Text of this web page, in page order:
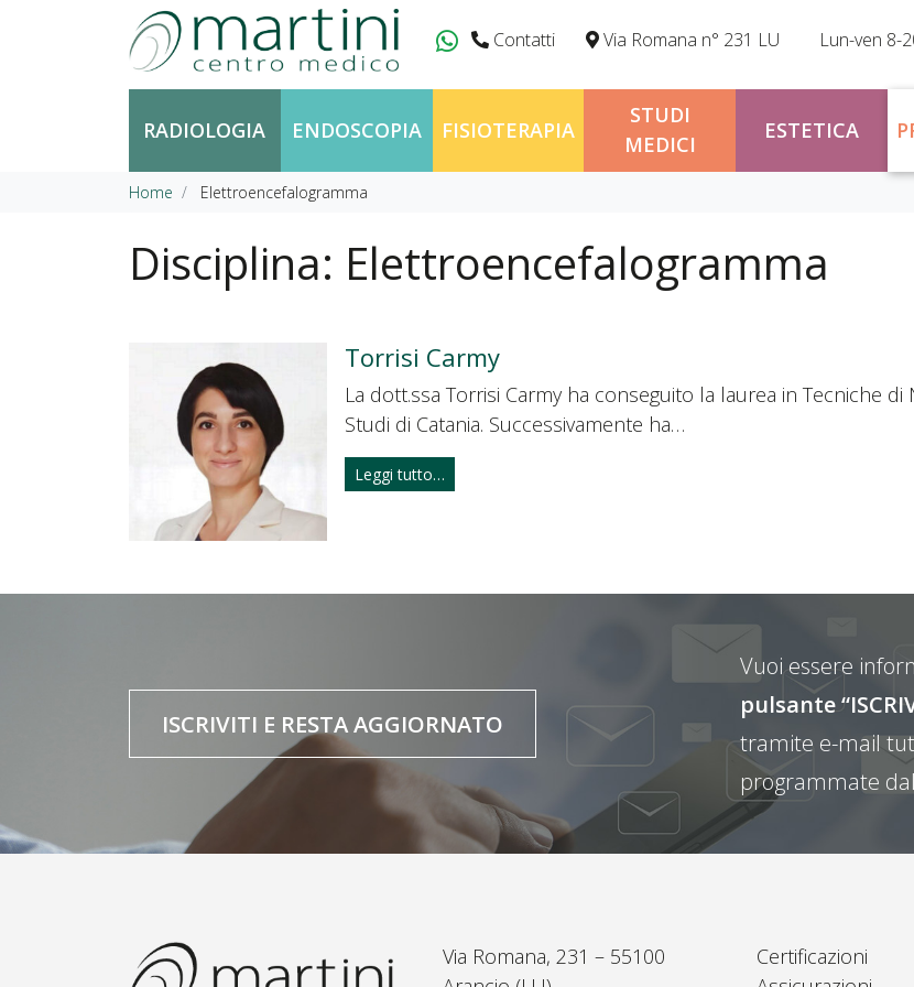
Vai al contenuto
Contatti Via Romana n° 231 LU Lun-ven 8-
RADIOLOGIA ENDOSCOPIA FISIOTERAPIA
STUDI
MEDICI
ESTETICA
Home Elettroencefalogramma
Disciplina: Elettroencefalogramma
Torrisi Carmy
La dott.ssa Torrisi Carmy ha conseguito la laurea in Tecniche
Studi di Catania. Successivamente ha…
Leggi tutto…
ISCRIVITI E RESTA AGGIORNATO
Vuoi essere
pulsante
tramite e-mail
programmate
Via Romana, 231 – 55100
Certificazioni